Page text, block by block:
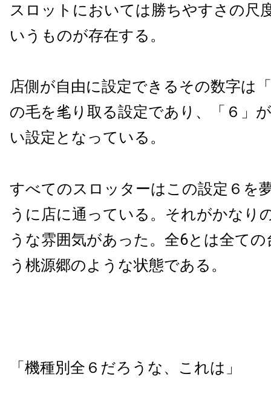
スロットにおいては勝ちやすさの尺
いうものが存在する。
店側が自由に設定できるその数字は
の毛を毟り取る設定であり、「６」
い設定となっている。
すべてのスロッターはこの設定６を
うに店に通っている。それがかなり
うな雰囲気があった。全6とは全ての
う桃源郷のような状態である。
「機種別全６だろうな、これは」